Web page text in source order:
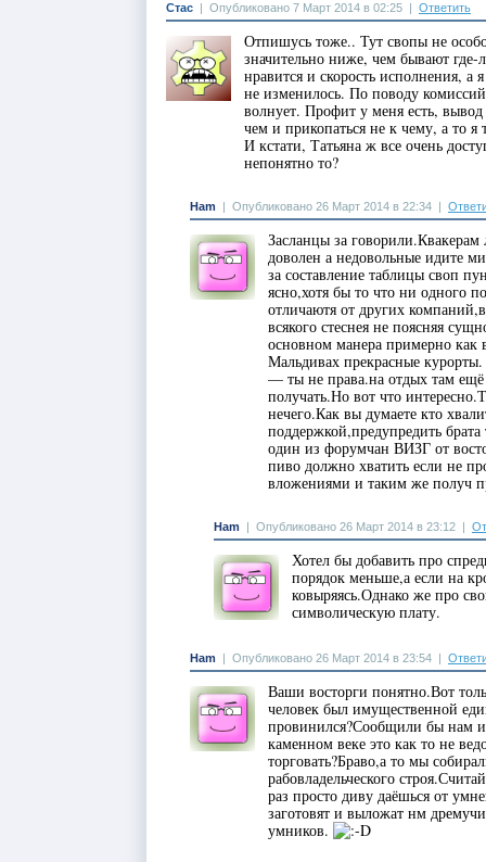
Стас Опубликовано 7 Март 2014 в 02:25 Ответить
Отпишусь тоже.. Тут свопы не
значительно ниже, чем бывают
нравится и скорость исполнения, а
не изменилось. По поводу
волнует. Профит у меня есть,
чем и прикопаться не к чему, а то
И кстати, Татьяна ж все очень
непонятно то?
Ham Опубликовано 26 Март 2014 в 22:34
Засланцы за
доволен а недовольные идите
за составление таблицы своп
ясно,хотя бы то что ни одного
отличаютя от других
всякого стеснея не поясняя
основном манера примерно
Мальдивах прекрасные
— ты не права.на отдых там ещё
получать.Но вот что
нечего.Как вы думаете кто
поддержкой,предупредить
один из форумчан ВИЗГ от
пиво должно хватить если не
вложениями и таким же получ
Ham Опубликовано 26 Март 2014 в 23:12
Хотел бы добавить про
порядок меньше,а если на
ковыряясь.Однако же про
символическую плату.
Ham Опубликовано 26 Март 2014 в 23:54
Ваши восторги понятно.Вот
человек был имущественной
провинился?Сообщили бы нам
каменном веке это как то не
торговать?Браво,а то мы
рабовладельческого
раз просто диву даёшься от
заготовят и выложат нм
умников.